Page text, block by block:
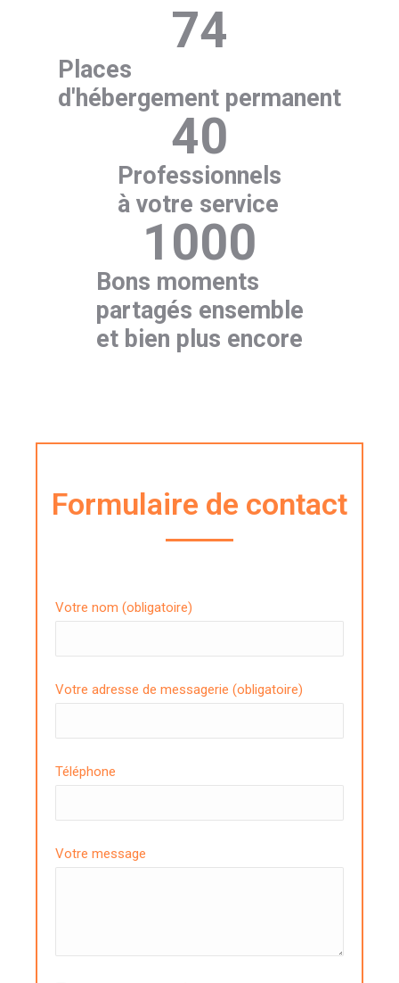
Places
d'hébergement permanent
74
Professionnels
à votre service
40
Bons moments
partagés ensemble
et bien plus encore
1000
Formulaire de contact
Votre nom (obligatoire)
Votre adresse de messagerie (obligatoire)
Téléphone
Votre message